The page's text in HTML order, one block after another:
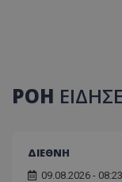
ΡΟΗ
ΔΙΕΘΝΗ
09.08.2026 - 08:23